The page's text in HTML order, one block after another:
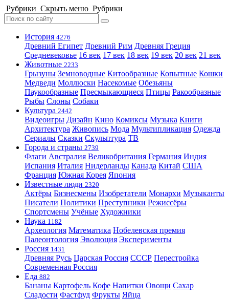
Рубрики Скрыть меню Рубрики
История 4276
Древний Египет Древний Рим Древняя Греция
Средневековье 16 век 17 век 18 век 19 век 20 век 21 век
Животные 2233
Грызуны Земноводные Китообразные Копытные Кошки
Медведи Моллюски Насекомые Обезьяны
Паукообразные Пресмыкающиеся Птицы Ракообразные
Рыбы Слоны Собаки
Культура 2442
Видеоигры Дизайн Кино Комиксы Музыка Книги
Архитектура Живопись Мода Мультипликация Одежда
Сериалы Сказки Скульптура ТВ
Города и страны 2739
Флаги Австралия Великобритания Германия Индия
Испания Италия Нидерланды Канада Китай США
Франция Южная Корея Япония
Известные люди 2320
Актёры Бизнесмены Изобретатели Монархи Музыканты
Писатели Политики Преступники Режиссёры
Спортсмены Учёные Художники
Наука 1182
Археология Математика Нобелевская премия
Палеонтология Эволюция Эксперименты
Россия 1431
Древняя Русь Царская Россия СССР Перестройка
Современная Россия
Еда 882
Бананы Картофель Кофе Напитки Овощи Сахар
Сладости Фастфуд Фрукты Яйца